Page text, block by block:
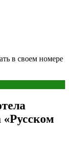
в своем номере
«Русском